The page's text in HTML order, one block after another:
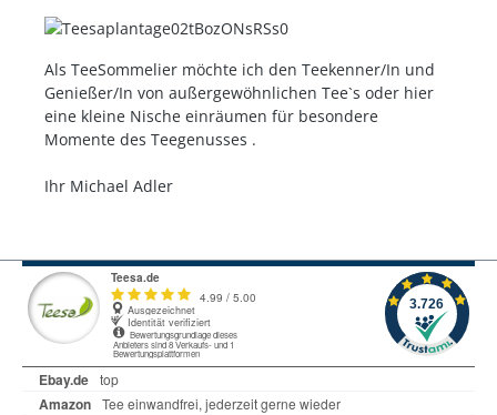
Als TeeSommelier möchte ich den Teekenner/In und
Genießer/In von außergewöhnlichen Tee`s oder hier
eine kleine Nische einräumen für besondere
Momente des Teegenusses .
Ihr Michael Adler